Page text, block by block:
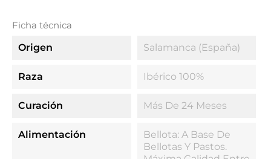
Ficha técnica
Origen
Salamanca (España)
Raza Ibérico 100%
Curación Más De 24 Meses
Alimentación
Bellota: A Base De
Bellotas Y Pastos.